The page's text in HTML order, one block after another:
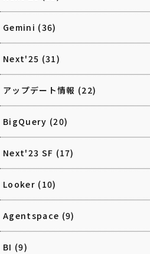
Gemini (36)
Next'25 (31)
アップデート情報 (22)
BigQuery (20)
Next'23 SF (17)
Looker (10)
Agentspace (9)
BI (9)